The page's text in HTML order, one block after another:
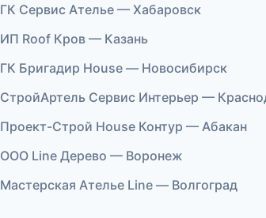
ГК Сервис Ателье — Хабаровск
ИП Roof Кров — Казань
ГК Бригадир House — Новосибирск
СтройАртель Сервис Интерьер —
Проект-Строй House Контур — Абакан
ООО Line Дерево — Воронеж
Мастерская Ателье Line — Волгоград